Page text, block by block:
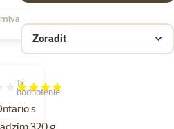
Zoradiť
s
80%, počet hodnotení: 1
1×
hodnotenie